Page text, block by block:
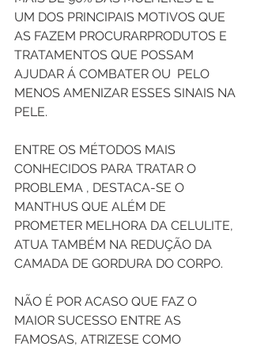
UM DOS PRINCIPAIS MOTIVOS QUE
AS FAZEM PROCURARPRODUTOS E
TRATAMENTOS QUE POSSAM
AJUDAR Á COMBATER OU  PELO
MENOS AMENIZAR ESSES SINAIS NA
PELE.
ENTRE OS MÉTODOS MAIS
CONHECIDOS PARA TRATAR O
PROBLEMA , DESTACA-SE O
MANTHUS QUE ALÉM DE
PROMETER MELHORA DA CELULITE,
ATUA TAMBÉM NA REDUÇÃO DA
CAMADA DE GORDURA DO CORPO.
NÃO É POR ACASO QUE FAZ O
MAIOR SUCESSO ENTRE AS
FAMOSAS, ATRIZESE COMO